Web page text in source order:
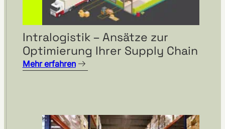
Intralogistik – Ansätze zur
Optimierung Ihrer Supply Chain
Mehr erfahren